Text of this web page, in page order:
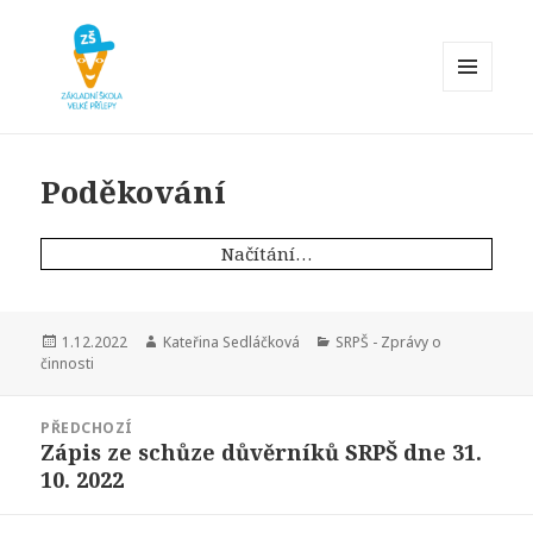
Poděkování
Načítání…
Publikováno:
1.12.2022 Autor:
Kateřina Sedláčková Rubriky:
SRPŠ - Zprávy o
činnosti
příspěvek
PŘEDCHOZÍ
Předchozí
příspěvek:
Zápis ze schůze důvěrníků SRPŠ dne 31.
10. 2022